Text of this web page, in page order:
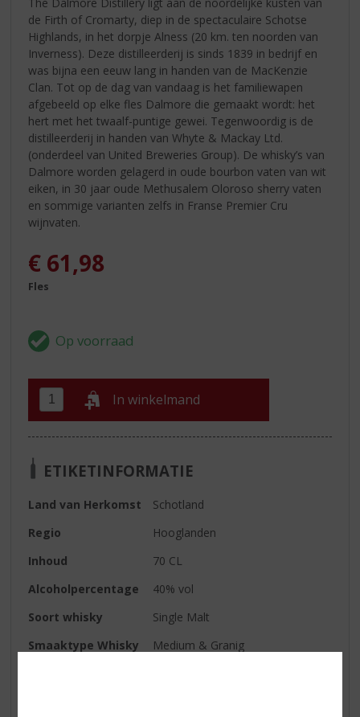
de Firth of Cromarty, diep in de spectaculaire Schotse
Highlands, in het dorpje Alness (20 km. ten noorden van
Inverness). Deze distilleerderij is sinds 1839 in bedrijf en
was bijna een eeuw lang in handen van de MacKenzie
Clan. Tot op de dag van vandaag is het familiewapen
afgebeeld op elke fles Dalmore die gemaakt wordt: het
hert met het twaalf-puntige gewei. Tegenwoordig is de
distilleerderij in handen van Whyte & Mackay Ltd.
(onderdeel van United Breweries Group). De whisky’s van
Dalmore worden gelagerd in oude bourbon vaten van wit
eiken, in 30 jaar oude Methusalem Oloroso sherry vaten
en sommige varianten zelfs in Franse Premier Cru
wijnvaten.
€ 61,98
Fles
In winkelmand
ETIKETINFORMATIE
Land van Herkomst
Schotland
Regio
Hooglanden
Inhoud
70 CL
Alcoholpercentage
40% vol
Soort whisky
Single Malt
Smaaktype Whisky
Medium & Granig